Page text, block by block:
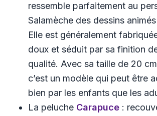
ressemble parfaitement au
Salamèche des dessins
Elle est généralement
doux et séduit par sa finition
qualité. Avec sa taille de 20
c’est un modèle qui peut être
bien par les enfants que les
La peluche Carapuce :